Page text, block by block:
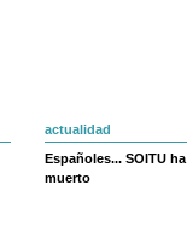
actualidad
Españoles... SOITU ha
muerto